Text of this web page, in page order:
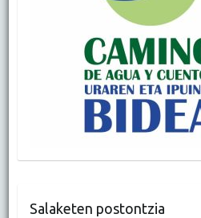
Salaketen postontzia